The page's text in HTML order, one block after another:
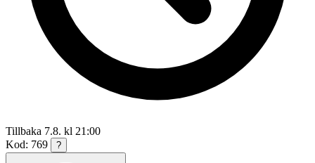
Tillbaka 7.8. kl 21:00
Kod: 769
?